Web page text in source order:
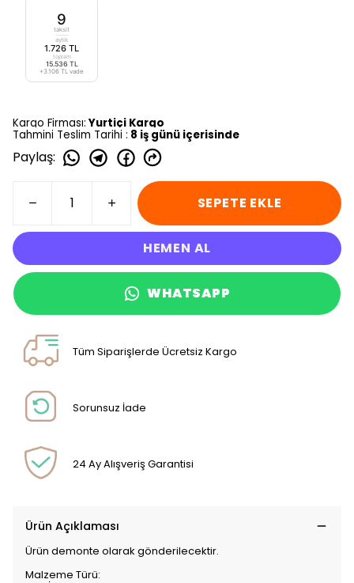
9
taksit
aylık
1.726 TL
toplam
15.536 TL
+3.106 TL vade
Kargo Firması: Yurtiçi Kargo
Tahmini Teslim Tarihi : 8 iş günü içerisinde
Paylaş:
SEPETE EKLE
HEMEN AL
WHATSAPP
Tüm Siparişlerde Ücretsiz Kargo
Sorunsuz İade
24 Ay Alışveriş Garantisi
Ürün Açıklaması
Ürün demonte olarak gönderilecektir.
Malzeme Türü: